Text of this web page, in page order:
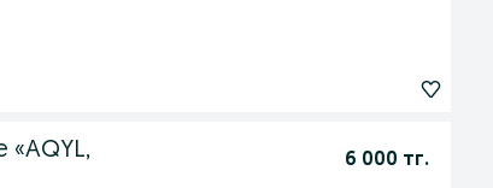
«AQYL,
6 000 тг.